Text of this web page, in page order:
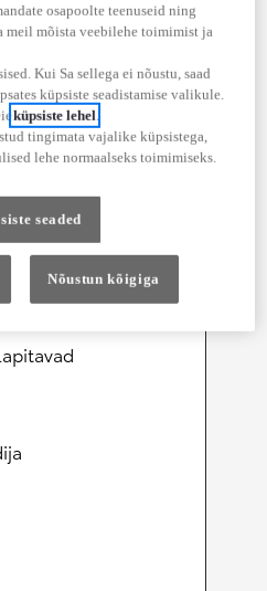
istmed
roolil
osapoolte teenuseid ning
mõista veebilehe toimimist ja
Kui Sa sellega ei nõustu, saad
küpsiste seadistamise valikule.
küpsiste lehel
tingimata vajalike küpsistega,
lehe normaalseks toimimiseks.
seaded
Nõustun kõigiga